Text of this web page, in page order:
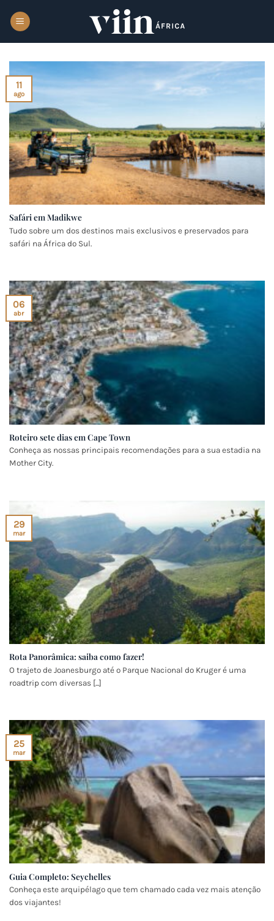
Safári em Madikwe
Tudo sobre um dos destinos mais exclusivos e preservados para
safári na África do Sul.
11
ago
Roteiro sete dias em Cape Town
Conheça as nossas principais recomendações para a sua estadia na
Mother City.
06
abr
Rota Panorâmica: saiba como fazer!
O trajeto de Joanesburgo até o Parque Nacional do Kruger é uma
roadtrip com diversas [...]
29
mar
Guia Completo: Seychelles
Conheça este arquipélago que tem chamado cada vez mais atenção
dos viajantes!
25
mar